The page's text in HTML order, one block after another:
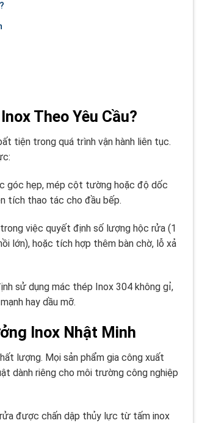
Theo Yêu Cầu?
tiện trong quá trình vận hành liên tục.
góc hẹp, mép cột tường hoặc độ dốc
tích thao tác cho đầu bếp.
việc quyết định số lượng hộc rửa (1
lớn), hoặc tích hợp thêm bàn chờ, lỗ xả
sử dụng mác thép Inox 304 không gỉ,
hay dầu mỡ.
Inox Nhật Minh
lượng. Mọi sản phẩm gia công xuất
dành riêng cho môi trường công nghiệp
được chấn dập thủy lực từ tấm inox